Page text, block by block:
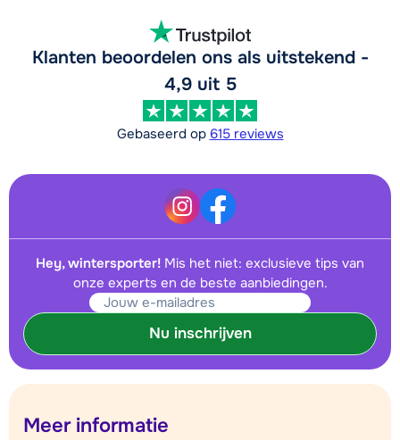
Klanten beoordelen ons als uitstekend -
4,9 uit 5
Gebaseerd op 615 reviews
Hey, wintersporter! Mis het niet: exclusieve tips van
onze experts en de beste aanbiedingen.
Nu inschrijven
Meer informatie